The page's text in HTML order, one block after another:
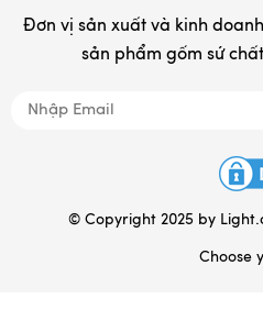
Đơn vị sản xuất và kinh
sản phẩm gốm sứ
Tranh gốm sứ đẹp
Nồi niêu đất gốm Bát Tràng
Đồ tâm linh
Ấm sắc thuốc Bát Tràng
© Copyright 2025 by
Choose